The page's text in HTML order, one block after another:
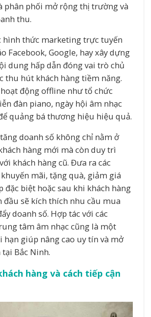
phân phối mở rộng thị trường và
thu.
hình thức marketing trực tuyến
Facebook, Google, hay xây dựng
dung hấp dẫn đóng vai trò chủ
thu hút khách hàng tiềm năng.
động offline như tổ chức
đàn piano, ngày hội âm nhạc
quảng bá thương hiệu hiệu quả.
doanh số không chỉ nằm ở
hàng mới mà còn duy trì
khách hàng cũ. Đưa ra các
mãi, tặng quà, giảm giá
đặc biệt hoặc sau khi khách hàng
đầu sẽ kích thích nhu cầu mua
doanh số. Hợp tác với các
tâm âm nhạc cũng là một
hạn giúp nâng cao uy tín và mở
Bắc Ninh.
hàng và cách tiếp cận